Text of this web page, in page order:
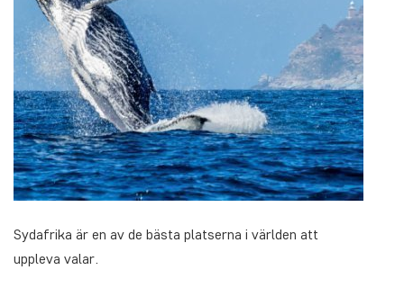
Sydafrika är en av de bästa platserna i världen att
uppleva valar.